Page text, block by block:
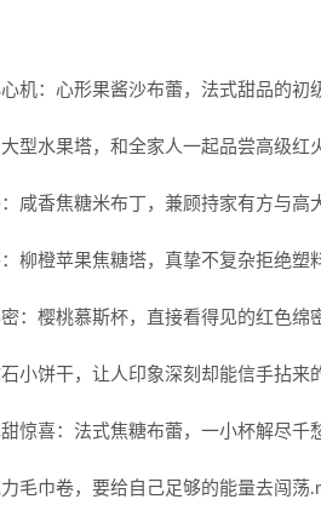
机：心形果酱沙布蕾，法式甜品的初
型水果塔，和全家人一起品尝高级红
咸香焦糖米布丁，兼顾持家有方与高
柳橙苹果焦糖塔，真挚不复杂拒绝塑
：樱桃慕斯杯，直接看得见的红色绵
小饼干，让人印象深刻却能信手拈来
惊喜：法式焦糖布蕾，一小杯解尽千
毛巾卷，要给自己足够的能量去闯荡